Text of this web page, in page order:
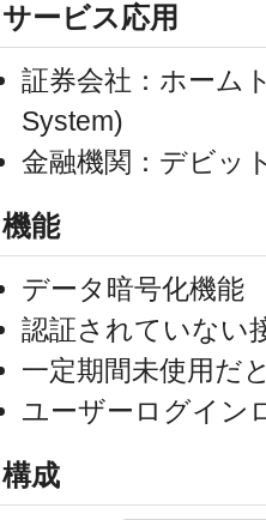
サービス応用
証券会社：ホーム
System)
金融機関：デビッ
機能
データ暗号化機能
認証されていない
一定期間未使用だ
ユーザーログイン
構成